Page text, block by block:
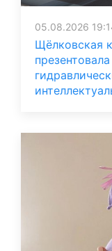
05.08.2026
Щёлковская